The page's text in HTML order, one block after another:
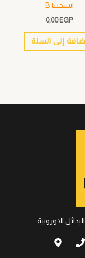
انسجنيا B
0,00 EGP
إلى السلة
الاوروبية